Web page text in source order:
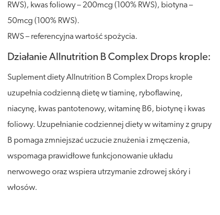
RWS), kwas foliowy – 200mcg (100% RWS), biotyna –
50mcg (100% RWS).
RWS – referencyjna wartość spożycia.
Działanie Allnutrition B Complex Drops krople:
Suplement diety Allnutrition B Complex Drops krople
uzupełnia codzienną dietę w tiaminę, ryboflawinę,
niacynę, kwas pantotenowy, witaminę B6, biotynę i kwas
foliowy. Uzupełnianie codziennej diety w witaminy z grupy
B pomaga zmniejszać uczucie znużenia i zmęczenia,
wspomaga prawidłowe funkcjonowanie układu
nerwowego oraz wspiera utrzymanie zdrowej skóry i
włosów.